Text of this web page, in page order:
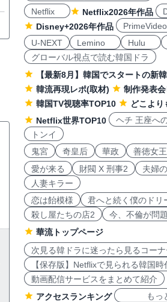
Netflix
Netflix2026年作品
Disney+2026年作品
U-NEXT
Lemino Hulu
グローバル視点で読む韓国ドラ
【最新8月】韓国でスタートの新
韓流再現レポ(取材)
制作発表
韓国TV視聴率TOP10
どこよ
Netflix世界TOP10
ヘチ 王座へ
トンイ
鬼宮
奇皇后 華政 善徳女王
愛が来る
財閥 X 刑事2 夫婦
人妻キラー
恋は飴模様
君へと続く僕のドリ
殺し屋たちの店2
今、不倫が問
華流トップページ
次見る韓ドラに迷ったら見るコーナ
【保存版】Netflixで見られる韓国時
動画配信サービスをまとめて紹介
アクセスランキング
もっと